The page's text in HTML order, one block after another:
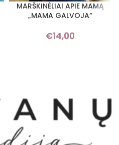
MARŠKINĖLIAI APIE MAMĄ
„MAMA GALVOJA“
€14,00